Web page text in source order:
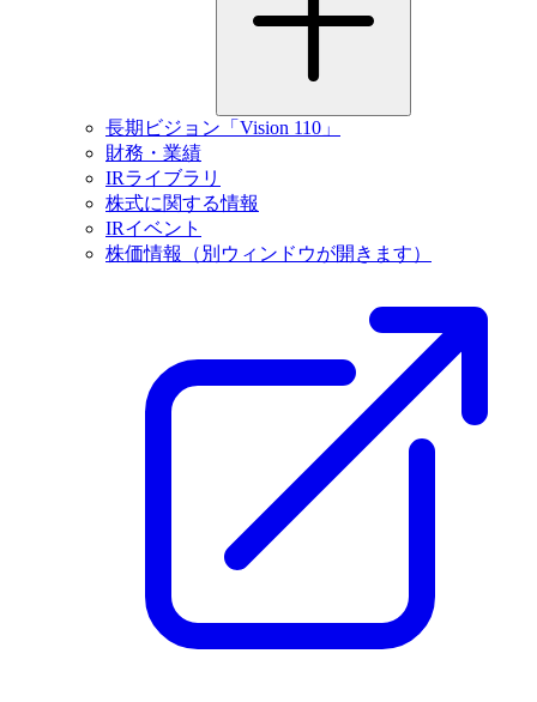
長期ビジョン「Vision 110」
財務・業績
IRライブラリ
株式に関する情報
IRイベント
株価情報
（別ウィンドウが開きます）